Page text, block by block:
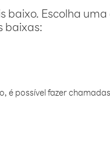
Escolha
baixas:
é possível fazer